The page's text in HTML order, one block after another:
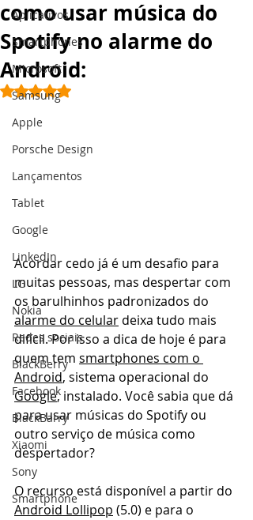
Aplicativos
Smartphones
Microsoft
Samsung
Apple
Porsche Design
Lançamentos
Tablet
Google
LinkedIn
LG
Nokia
Redes sociais
BlackBerry
Facebook
BlackBarry
Xiaomi
Sony
Smartphone
como usar música do
Spotify no alarme do
Android:
Avaliado com NaN de 5 estrelas.
Acordar cedo já é um desafio para
muitas pessoas, mas despertar com
os barulhinhos padronizados do
alarme do celular deixa tudo mais
difícil. Por isso a dica de hoje é para
quem tem smartphones com o
Android, sistema operacional do
Google, instalado. Você sabia que dá
para usar músicas do Spotify ou
outro serviço de música como
despertador?
O recurso está disponível a partir do
Android Lollipop (5.0) e para o